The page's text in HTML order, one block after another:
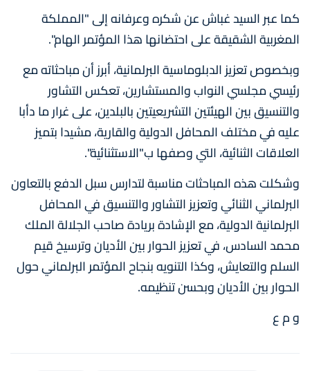
كما عبر السيد غباش عن شكره وعرفانه إلى "المملكة
المغربية الشقيقة على احتضانها هذا المؤتمر الهام".
وبخصوص تعزيز الدبلوماسية البرلمانية، أبرز أن مباحثاته مع
رئيسي مجلسي النواب والمستشارين، تعكس التشاور
والتنسيق بين الهيئتين التشريعيتين بالبلدين، على غرار ما دأبا
عليه في مختلف المحافل الدولية والقارية، مشيدا بتميز
العلاقات الثنائية، التي وصفها ب"الاستثنائية".
وشكلت هذه المباحثات مناسبة لتدارس سبل الدفع بالتعاون
البرلماني الثنائي وتعزيز التشاور والتنسيق في المحافل
البرلمانية الدولية، مع الإشادة بريادة صاحب الجلالة الملك
محمد السادس، في تعزيز الحوار بين الأديان وترسيخ قيم
السلم والتعايش، وكذا التنويه بنجاح المؤتمر البرلماني حول
الحوار بين الأديان وبحسن تنظيمه.
و م ع